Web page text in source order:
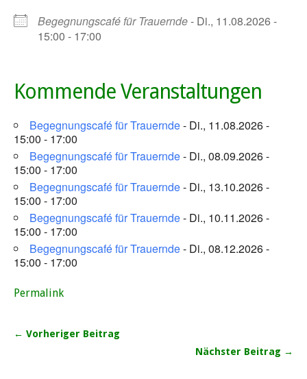
Begegnungscafé für Trauernde- Di., 11.08.2026 -
15:00 - 17:00
Kommende Veranstaltungen
Begegnungscafé für Trauernde- Di., 11.08.2026 -
15:00 - 17:00
Begegnungscafé für Trauernde- Di., 08.09.2026 -
15:00 - 17:00
Begegnungscafé für Trauernde- Di., 13.10.2026 -
15:00 - 17:00
Begegnungscafé für Trauernde- Di., 10.11.2026 -
15:00 - 17:00
Begegnungscafé für Trauernde- Di., 08.12.2026 -
15:00 - 17:00
Permalink
← Vorheriger Beitrag
Nächster Beitrag →